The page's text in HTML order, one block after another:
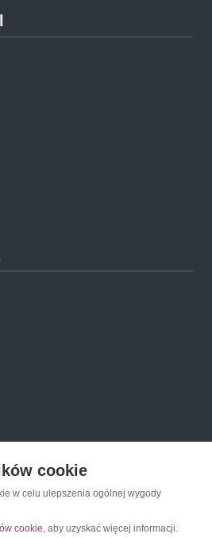
cookie
w celu ulepszenia ogólnej wygody
cookie, aby uzyskać więcej informacji.